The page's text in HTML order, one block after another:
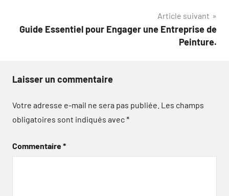
Article suivant
Guide Essentiel pour Engager une Entreprise de
Peinture.
Laisser un commentaire
Votre adresse e-mail ne sera pas publiée. Les champs
obligatoires sont indiqués avec*
Commentaire*